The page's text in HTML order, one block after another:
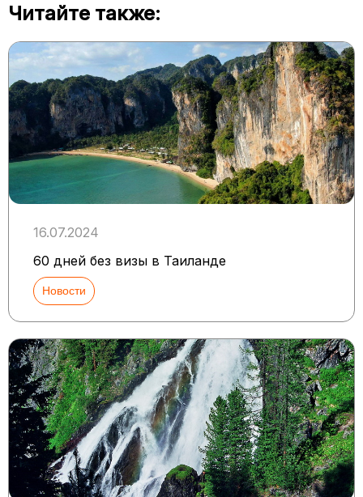
Читайте также:
16.07.2024
60 дней без визы в Таиланде
Новости